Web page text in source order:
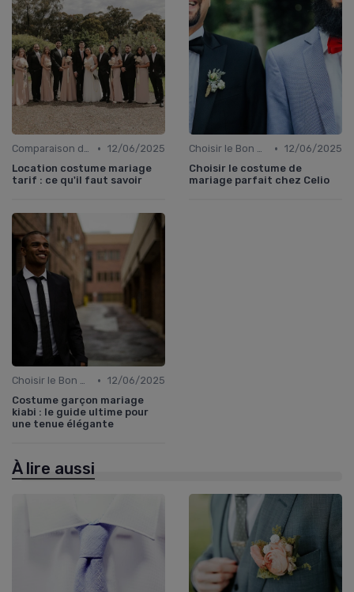
Comparaison de Prix et de Marques • 12/06/2025
Location costume mariage
tarif : ce qu'il faut savoir
Choisir le Bon Costume • 12/06/2025
Choisir le costume de
mariage parfait chez Celio
Choisir le Bon Costume • 12/06/2025
Costume garçon mariage
kiabi : le guide ultime pour
une tenue élégante
À lire aussi